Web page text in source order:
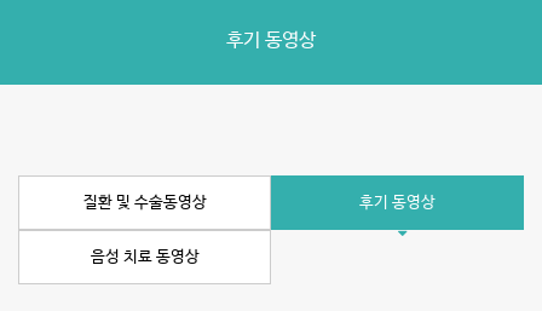
동
상
후기 동영상
질환 및 수술동영상 후기 동영상
음성 치료 동영상